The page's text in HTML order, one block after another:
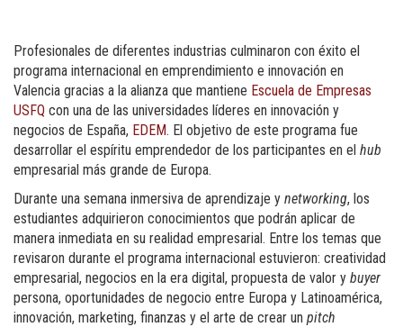
Profesionales de diferentes industrias culminaron con éxito el
programa internacional en emprendimiento e innovación en
Valencia gracias a la alianza que mantiene Escuela de Empresas
USFQ con una de las universidades líderes en innovación y
negocios de España, EDEM. El objetivo de este programa fue
desarrollar el espíritu emprendedor de los participantes en el hub
empresarial más grande de Europa.
Durante una semana inmersiva de aprendizaje y networking, los
estudiantes adquirieron conocimientos que podrán aplicar de
manera inmediata en su realidad empresarial. Entre los temas que
revisaron durante el programa internacional estuvieron: creatividad
empresarial, negocios en la era digital, propuesta de valor y buyer
persona, oportunidades de negocio entre Europa y Latinoamérica,
innovación, marketing, finanzas y el arte de crear un pitch